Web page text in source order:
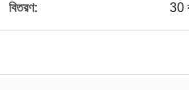
বিতরণ: 30